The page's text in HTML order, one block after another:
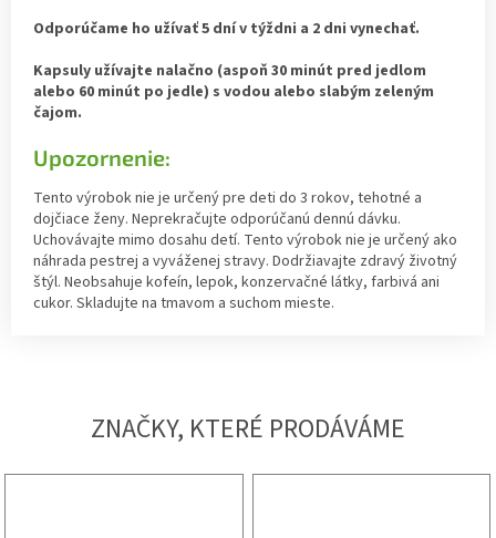
Odporúčame ho užívať 5 dní v týždni a 2 dni vynechať.
Kapsuly užívajte nalačno (aspoň 30 minút pred jedlom
alebo 60 minút po jedle) s vodou alebo slabým zeleným
čajom.
Upozornenie:
Tento výrobok nie je určený pre deti do 3 rokov, tehotné a
dojčiace ženy. Neprekračujte odporúčanú dennú dávku.
Uchovávajte mimo dosahu detí. Tento výrobok nie je určený ako
náhrada pestrej a vyváženej stravy. Dodržiavajte zdravý životný
štýl. Neobsahuje kofeín, lepok, konzervačné látky, farbivá ani
cukor. Skladujte na tmavom a suchom mieste.
ZNAČKY, KTERÉ PRODÁVÁME